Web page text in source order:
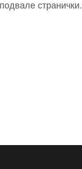
странички.